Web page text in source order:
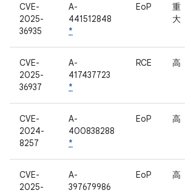
CVE-
2025-
36935
A-
441512848
*
EoP
重
大
CVE-
2025-
36937
A-
417437723
*
RCE 高
CVE-
2024-
8257
A-
400838288
*
EoP 高
CVE-
2025-
A-
397679986
EoP 高